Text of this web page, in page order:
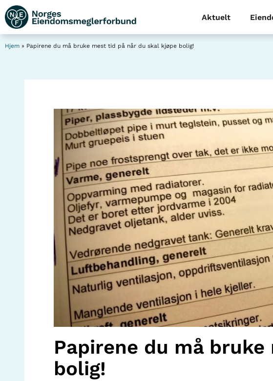
Aktuelt
Hjem » Papirene du må bruke mest tid på når du skal kjøpe bolig!
Papirene du må
bolig!